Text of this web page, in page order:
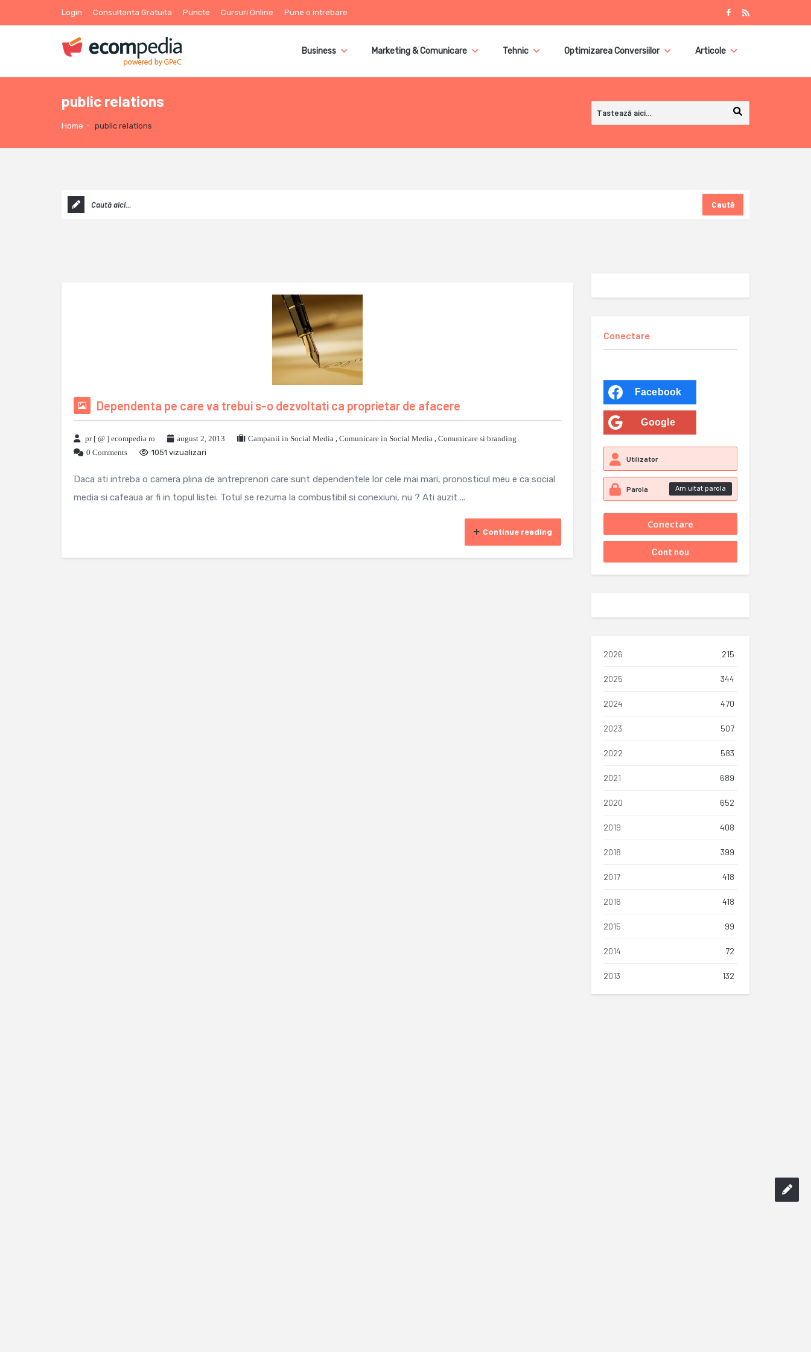
Login Consultanta Gratuita Puncte Cursuri Online Pune o întrebare
Business Marketing & Comunicare Tehnic Optimizarea Conversiilor Articole
public relations
Home - public relations
Caută
Dependenta pe care va trebui s-o dezvoltati ca proprietar de afacere
pr [ @ ] ecompedia ro august 2, 2013 Campanii in Social Media , Comunicare in Social Media , Comunicare si branding
0 Comments
1051 vizualizari
Daca ati intreba o camera plina de antreprenori care sunt dependentele lor cele mai mari, pronosticul meu e ca social
media si cafeaua ar fi in topul listei. Totul se rezuma la combustibil si conexiuni, nu ? Ati auzit ...
Continue reading
Conectare
Facebook
Google
Am uitat parola
2026 215
2025 344
2024 470
2023 507
2022 583
2021 689
2020 652
2019 408
2018 399
2017 418
2016 418
2015 99
2014 72
2013 132